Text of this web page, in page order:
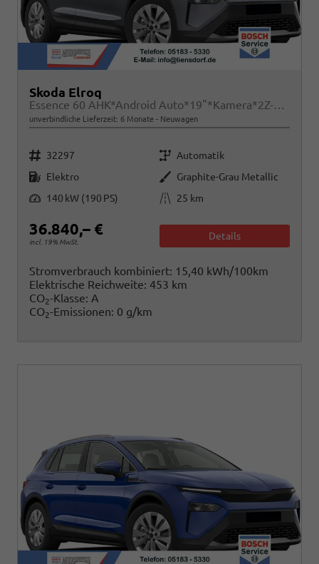
Skoda Elroq
Essence 60 AHK*Android Auto*19"*Kamera*2Z-Klimaauto*Totwinkel*LED*Tempomat
unverbindliche Lieferzeit: 6 Monate Neuwagen
Fahrzeugnr. 32297 Getriebe Automatik
Kraftstoff Elektro Außenfarbe Graphite-Grau Metallic
Leistung
140 kW (190 PS) Kilometerstand 25 km
36.840,– €
incl. 19% MwSt.
Details
Stromverbrauch kombiniert: 15,40 kWh/100km
Elektrische Reichweite: 453 km
CO2-Klasse: A
CO2-Emissionen: 0 g/km